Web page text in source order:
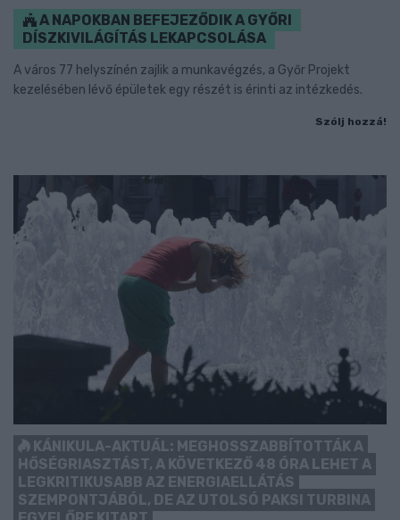
A NAPOKBAN BEFEJEZŐDIK A GYŐRI
DÍSZKIVILÁGÍTÁS LEKAPCSOLÁSA
A város 77 helyszínén zajlik a munkavégzés, a Győr Projekt
kezelésében lévő épületek egy részét is érinti az intézkedés.
Szólj hozzá!
KÁNIKULA-AKTUÁL: MEGHOSSZABBÍTOTTÁK A
HŐSÉGRIASZTÁST, A KÖVETKEZŐ 48 ÓRA LEHET A
LEGKRITIKUSABB AZ ENERGIAELLÁTÁS
SZEMPONTJÁBÓL, DE AZ UTOLSÓ PAKSI TURBINA